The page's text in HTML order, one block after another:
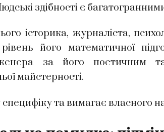
здібності є
історика, журналіста,
його математичної
за його поетичним
майстерності.
та вимагає власного